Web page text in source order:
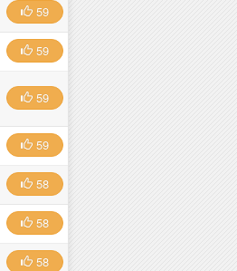
59
59
59
59
58
58
58